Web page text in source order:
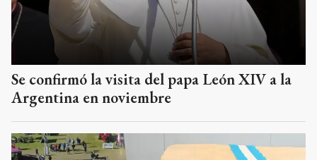
Se confirmó la visita del papa León XIV a la
Argentina en noviembre